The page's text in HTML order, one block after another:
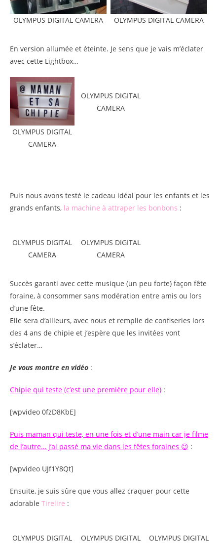
OLYMPUS DIGITAL CAMERA OLYMPUS DIGITAL CAMERA
En version allumée et éteinte. Je sens que je vais m’éclater
avec cette Lightbox…
OLYMPUS DIGITAL
CAMERA
OLYMPUS DIGITAL
CAMERA
Puis nous avons testé le cadeau idéal pour les enfants et les
grands enfants, la machine à attraper les bonbons :
OLYMPUS DIGITAL
CAMERA
OLYMPUS DIGITAL
CAMERA
Succès garanti avec cette musique (un peu forte) façon fête
foraine, à consommer sans modération entre amis ou lors
d’une fête.
Elle sera d’ailleurs, avec nous et remplie de confiseries lors
des 4 ans de chipie et j’espère que les invitées vont
s’éclater…
Je vous montre en vidéo :
Chipie qui teste (c’est une première pour elle) :
[wpvideo 0fzD8KbE]
Puis maman qui teste, en une fois et d’une main car je filme
de l’autre… j’ai passé ma vie dans les fêtes foraines 😉 :
[wpvideo UJf1Y8Qt]
Ensuite, je suis sûre que vous allez craquer pour cette
adorable Tirelire :
OLYMPUS DIGITAL
OLYMPUS DIGITAL
OLYMPUS DIGITAL